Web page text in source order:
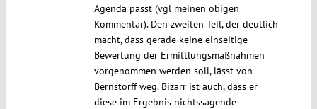
Agenda passt (vgl meinen obigen
Kommentar). Den zweiten Teil, der deutlich
macht, dass gerade keine einseitige
Bewertung der Ermittlungsmaßnahmen
vorgenommen werden soll, lässt von
Bernstorff weg. Bizarr ist auch, dass er
diese im Ergebnis nichtssagende